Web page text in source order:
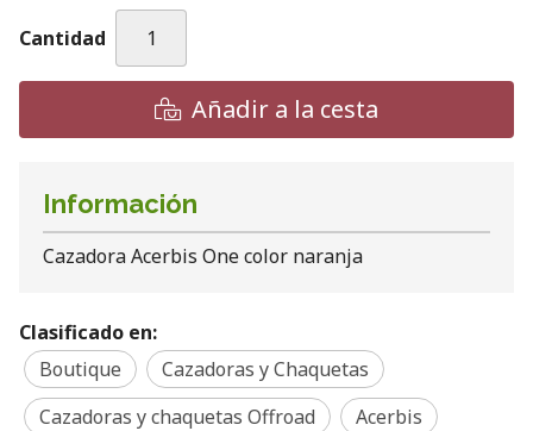
Cantidad
Añadir a la cesta
Información
Cazadora Acerbis One color naranja
Clasificado en:
Boutique
Cazadoras y Chaquetas
Cazadoras y chaquetas Offroad
Acerbis